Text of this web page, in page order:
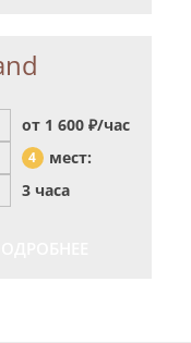
от 1 600 ₽/час
4
мест:
3 часа